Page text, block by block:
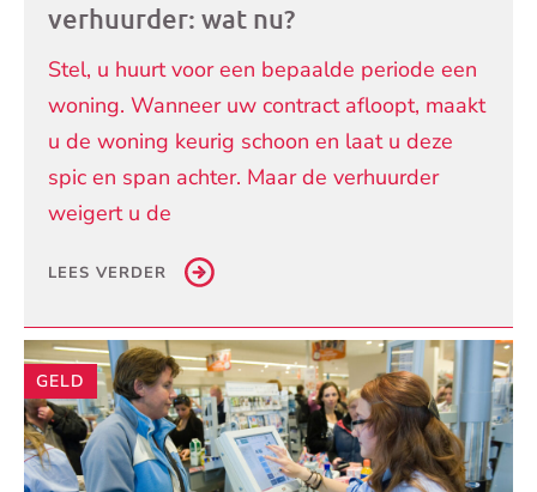
verhuurder: wat nu?
Stel, u huurt voor een bepaalde periode een
woning. Wanneer uw contract afloopt, maakt
u de woning keurig schoon en laat u deze
spic en span achter. Maar de verhuurder
weigert u de
LEES VERDER
GELD